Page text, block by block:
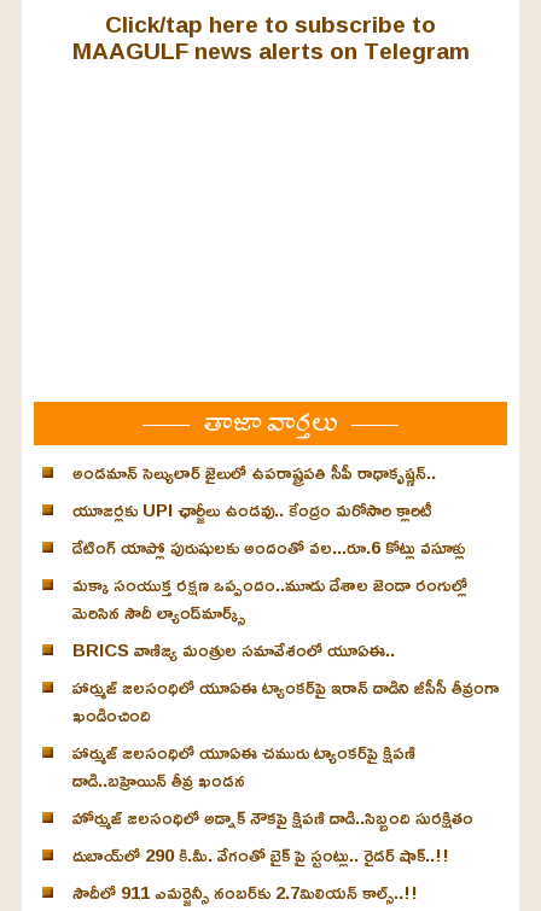
Click/tap here to subscribe to
MAAGULF news alerts on Telegram
తాజా వార్తలు
అండమాన్ సెల్యులార్ జైలులో ఉపరాష్ట్రపతి సీపీ రాధాకృష్ణన్..
యూజర్లకు UPI ఛార్జీలు ఉండవు.. కేంద్రం మరోసారి క్లారిటీ
డేటింగ్ యాప్లో పురుషులకు అందంతో వల...రూ.6 కోట్లు వసూళ్లు
మక్కా సంయుక్త రక్షణ ఒప్పందం..మూడు దేశాల జెండా రంగుల్లో
మెరిసిన సౌదీ ల్యాండ్‌మార్క్స్
BRICS వాణిజ్య మంత్రుల సమావేశంలో యూఏఈ..
హార్ముజ్ జలసంధిలో యూఏఈ ట్యాంకర్‌పై ఇరాన్ దాడిని జీసీసీ తీవ్రంగా
ఖండించింది
హార్ముజ్ జలసంధిలో యూఏఈ చమురు ట్యాంకర్‌పై క్షిపణి
దాడి..బహ్రెయిన్ తీవ్ర ఖండన
హోర్ముజ్ జలసంధిలో అడ్నాక్ నౌకపై క్షిపణి దాడి..సిబ్బంది సురక్షితం
దుబాయ్‌లో 290 కి.మీ. వేగంతో బైక్‌ పై స్టంట్లు.. రైడర్ షాక్..!!
సౌదీలో 911 ఎమర్జెన్సీ నంబర్‌కు 2.7మిలియన్ కాల్స్..!!